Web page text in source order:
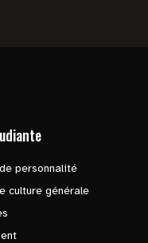
personnalité
culture générale